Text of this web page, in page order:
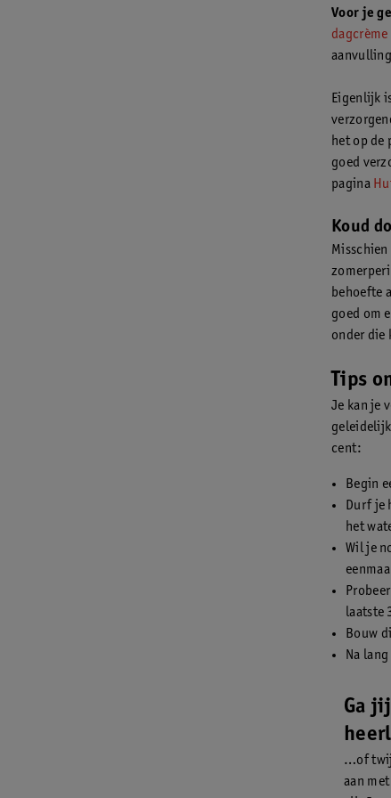
Voor je
dagcrème
Eigenlijk
het op de
goed
pagina
Koud
behoefte
goed om
onder die
Tips
Je kan je
cent:
Begin
Durf je
het
Wil je
laatste
Bouw
Na
Ga
…of
aan